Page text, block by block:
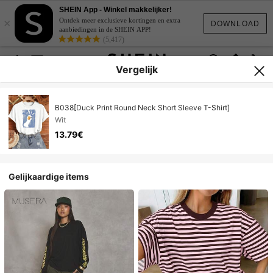
DOWNLOAD
×
SHEIN App - Winkel makkelijker!
Ontdek meer exclusieve kortingen en extra
aanbiedingen in de SHEIN APP!
(5,417)
Vergelijk
B038[Duck Print Round Neck Short Sleeve T-Shirt]
Wit
13.79€
Gelijkaardige items